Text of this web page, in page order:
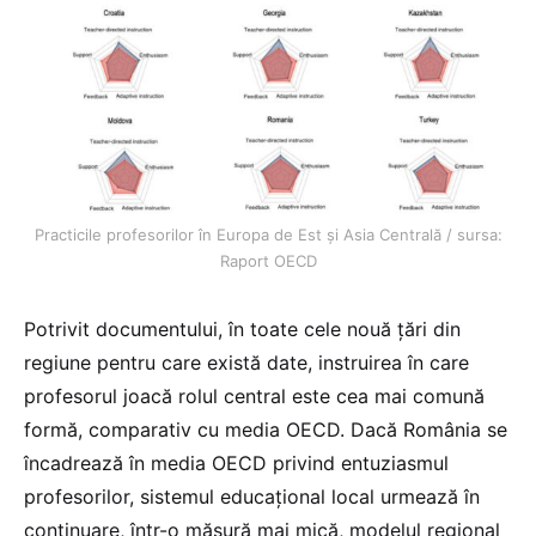
Practicile profesorilor în Europa de Est și Asia Centrală / sursa:
Raport OECD
Potrivit documentului, în toate cele nouă țări din
regiune pentru care există date, instruirea în care
profesorul joacă rolul central este cea mai comună
formă, comparativ cu media OECD. Dacă România se
încadrează în media OECD privind entuziasmul
profesorilor, sistemul educațional local urmează în
continuare, într-o măsură mai mică, modelul regional